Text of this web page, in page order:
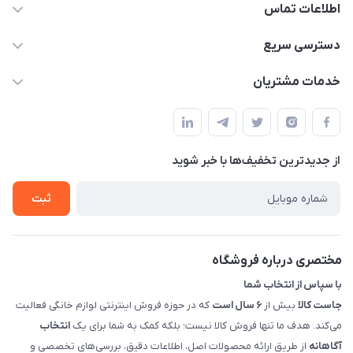
اطلاعات تماس
09398557137
سمت چپ (فروشگاه صوتی عباسی) - "تحویل حضوری فقط با
هماهنگی"
دسترسی سریع
لیست محصولات
حساب کاربری
تماس با ما
خدمات مشتریان
راهنما
پرسش های شما
شرایط و ضوابط گارانتی
روش های بازگرداندن کالا
از جدید‌ترین تخفیف‌ها با‌ خبر شوید
ثبت
مختصری درباره فروشگاه
با سپاس از انتخاب شما
جاست کالا بیش از ۶ سال است
که در حوزه فروش اینترنتی لوازم خانگی فعالیت
می‌کند. هدف ما تنها فروش کالا نیست؛ بلکه کمک به شما برای یک انتخاب
آگاهانه از طریق ارائه محصولات اصل، اطلاعات دقیق، بررسی‌های تخصصی و